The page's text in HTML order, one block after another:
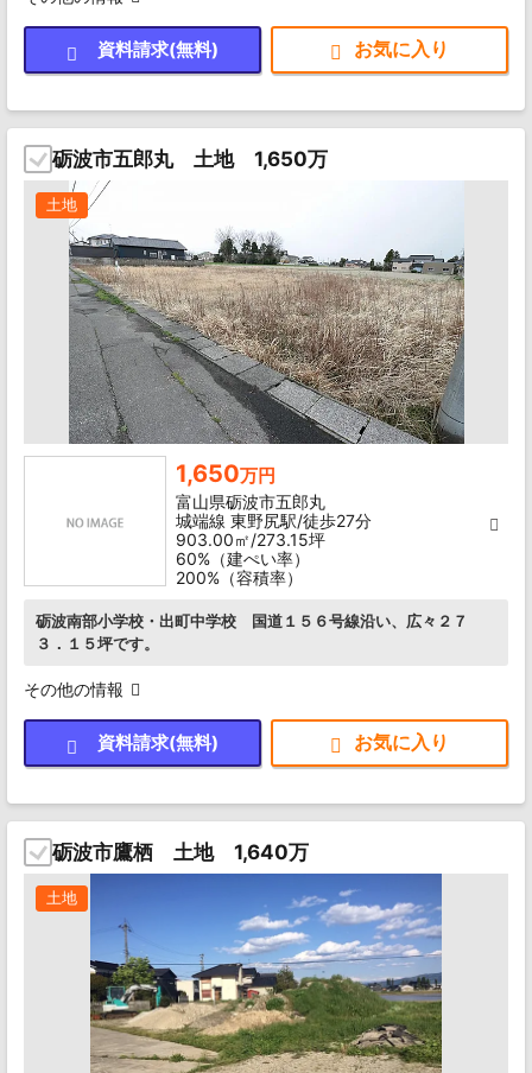
資料請求(無料)
砺波市五郎丸 土地 1,650万
土地
1,650万円
富山県砺波市五郎丸
城端線 東野尻駅/徒歩27分
903.00㎡/273.15坪
60%（建ぺい率）
200%（容積率）
砺波南部小学校・出町中学校 国道１５６号線沿い、広々２７
３．１５坪です。
その他の情報
資料請求(無料)
砺波市鷹栖 土地 1,640万
土地